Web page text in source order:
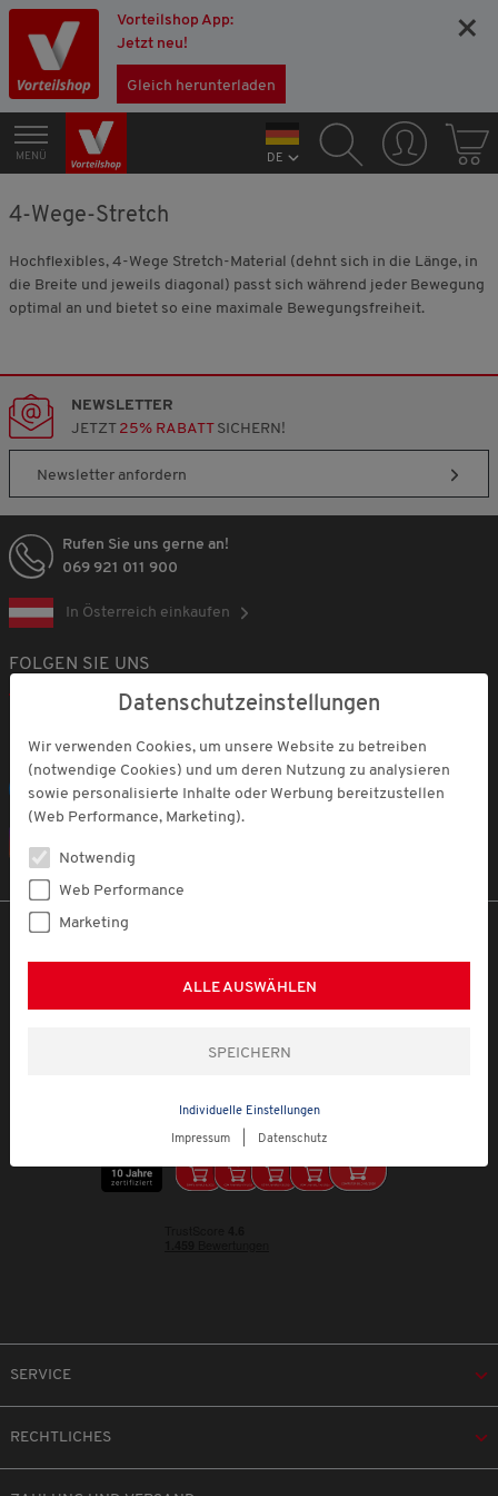
Vorteilshop App:
Jetzt neu!
Gleich herunterladen
×
MENÜ DE
4-Wege-Stretch
Hochflexibles, 4-Wege Stretch-Material (dehnt sich in die Länge, in
die Breite und jeweils diagonal) passt sich während jeder Bewegung
optimal an und bietet so eine maximale Bewegungsfreiheit.
NEWSLETTER
JETZT 25% RABATTSICHERN!
Newsletter anfordern
Rufen Sie uns gerne an!
069 921 011 900
In Österreich einkaufen
FOLGEN SIE UNS
Facebook
SERVICE
RECHTLICHES
Datenschutzeinstellungen
Wir verwenden Cookies, um unsere Website zu betreiben
(notwendige Cookies) und um deren Nutzung zu analysieren
sowie personalisierte Inhalte oder Werbung bereitzustellen
(Web Performance, Marketing).
Notwendig
Web Performance
Marketing
ALLE AUSWÄHLEN
Individuelle Einstellungen
Impressum Datenschutz